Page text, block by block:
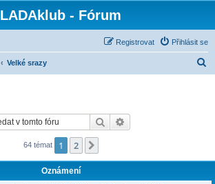
LADAklub - Fórum
Přihlásit se
Registrovat
Velké srazy
Hledat
64 témat 1 2
Oznámení